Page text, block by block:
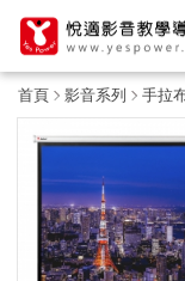
首頁 影音系列 手拉
手
拉